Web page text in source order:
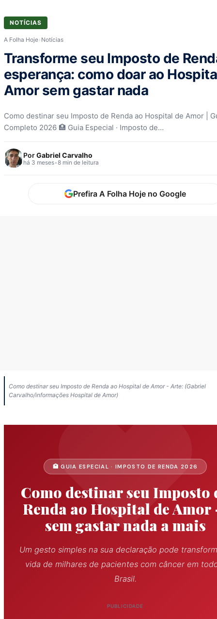
NOTÍCIAS
A Folha Hoje› Notícias
Transforme seu Imposto de
esperança: como doar ao
Amor sem gastar nada
Como destinar seu Imposto de Renda ao Hospital de Amor |
Completo 2026 🏥 Guia Especial · Imposto de…
PorGabriel Carvalho
há 3 meses•8 min de leitura
Prefira A Folha Hoje no Google
Como destinar seu Imposto de Renda ao Hospital de Amor - Arte: (Gabriel
Carvalho/informações Hospital de Amor)
🏥 GUIA ESPECIAL · IMPOSTO DE RENDA 2026
Como destinar seu Imposto
Renda ao Hospital de
sem gastar nada a mais
Um gesto simples na sua declaração pode
vida de milhares de pacientes com câncer em
Brasil.
PUBLICIDADE